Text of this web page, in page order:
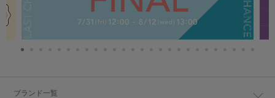
ブランド一覧